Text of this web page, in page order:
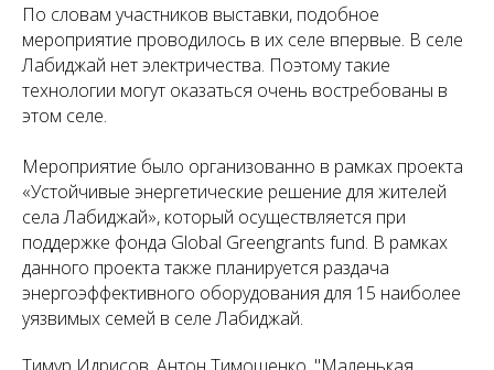
По словам участников выставки, подобное
мероприятие проводилось в их селе впервые. В селе
Лабиджай нет электричества. Поэтому такие
технологии могут оказаться очень востребованы в
этом селе.
Мероприятие было организованно в рамках проекта
«Устойчивые энергетические решение для жителей
села Лабиджай», который осуществляется при
поддержке фонда Global Greengrants fund. В рамках
данного проекта также планируется раздача
энергоэффективного оборудования для 15 наиболее
уязвимых семей в селе Лабиджай.
Тимур Идрисов, Антон Тимошенко, "Маленькая